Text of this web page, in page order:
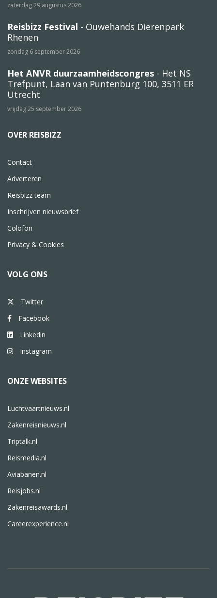
zaterdag 29 augustus 2026
Reisbizz Festival - Ouwehands Dierenpark
Rhenen
zondag 6 september 2026
Het ANVR duurzaamheidscongres - Het NS
Trefpunt, Laan van Puntenburg 100, 3511 ER
Utrecht
vrijdag 25 september 2026
OVER REISBIZZ
Contact
Adverteren
Reisbizz team
Inschrijven nieuwsbrief
Colofon
Privacy & Cookies
VOLG ONS
Twitter
Facebook
Linkedin
Instagram
ONZE WEBSITES
Luchtvaartnieuws.nl
Zakenreisnieuws.nl
Triptalk.nl
Reismedia.nl
Aviabanen.nl
Reisjobs.nl
Zakenreisawards.nl
Careerexperience.nl